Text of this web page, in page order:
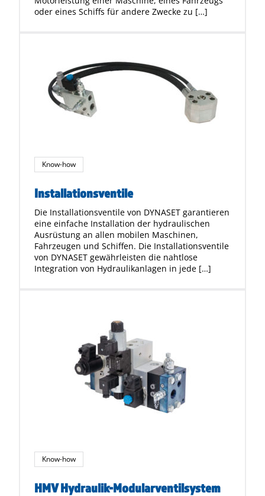
oder eines Schiffs für andere Zwecke zu […]
Know-how
Installationsventile
Die Installationsventile von DYNASET garantieren
eine einfache Installation der hydraulischen
Ausrüstung an allen mobilen Maschinen,
Fahrzeugen und Schiffen. Die Installationsventile
von DYNASET gewährleisten die nahtlose
Integration von Hydraulikanlagen in jede […]
Know-how
HMV Hydraulik-Modularventilsystem